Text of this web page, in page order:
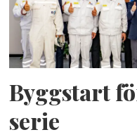
Byggstart
serie